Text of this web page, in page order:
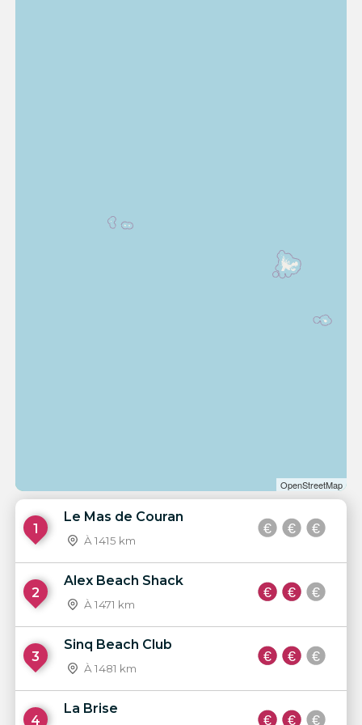
OpenStreetMap
1
Le Mas de Couran
À 1415 km
2
Alex Beach Shack
À 1471 km
3
Sinq Beach Club
À 1481 km
4
La Brise